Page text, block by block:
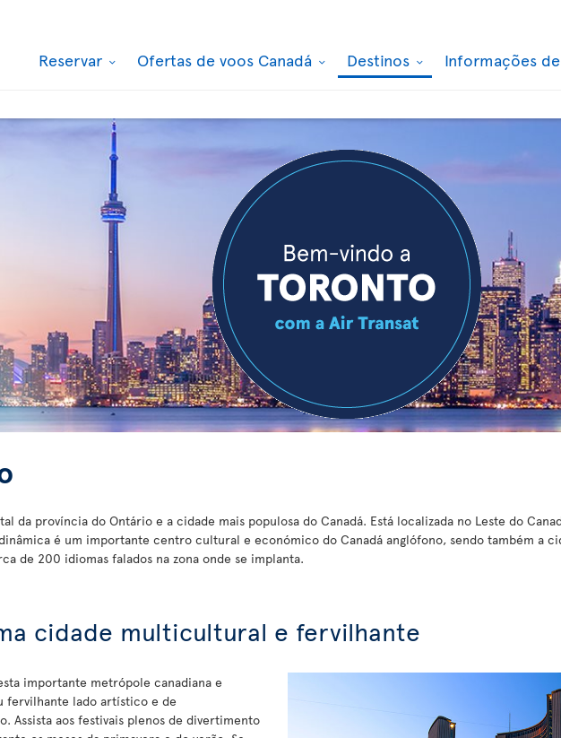
Reservar Ofertas de voos Canadá Destinos Informações
da província do Ontário e a cidade mais populosa do Canadá. Está localizada no Leste do
é um importante centro cultural e económico do Canadá anglófono, sendo também a
de 200 idiomas falados na zona onde se implanta.
cidade multicultural e fervilhante
importante metrópole canadiana e
fervilhante lado artístico e de
Assista aos festivais plenos de divertimento